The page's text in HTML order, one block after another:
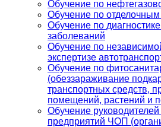
Обучение по
Обучение по
Обучение по
заболеваний
Обучение по
экспертизе
Обучение по
(обеззараживание
транспортных средств,
помещений, растений и
Обучение
предприятий ЧОП